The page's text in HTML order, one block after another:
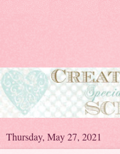
Thursday, May 27, 2021